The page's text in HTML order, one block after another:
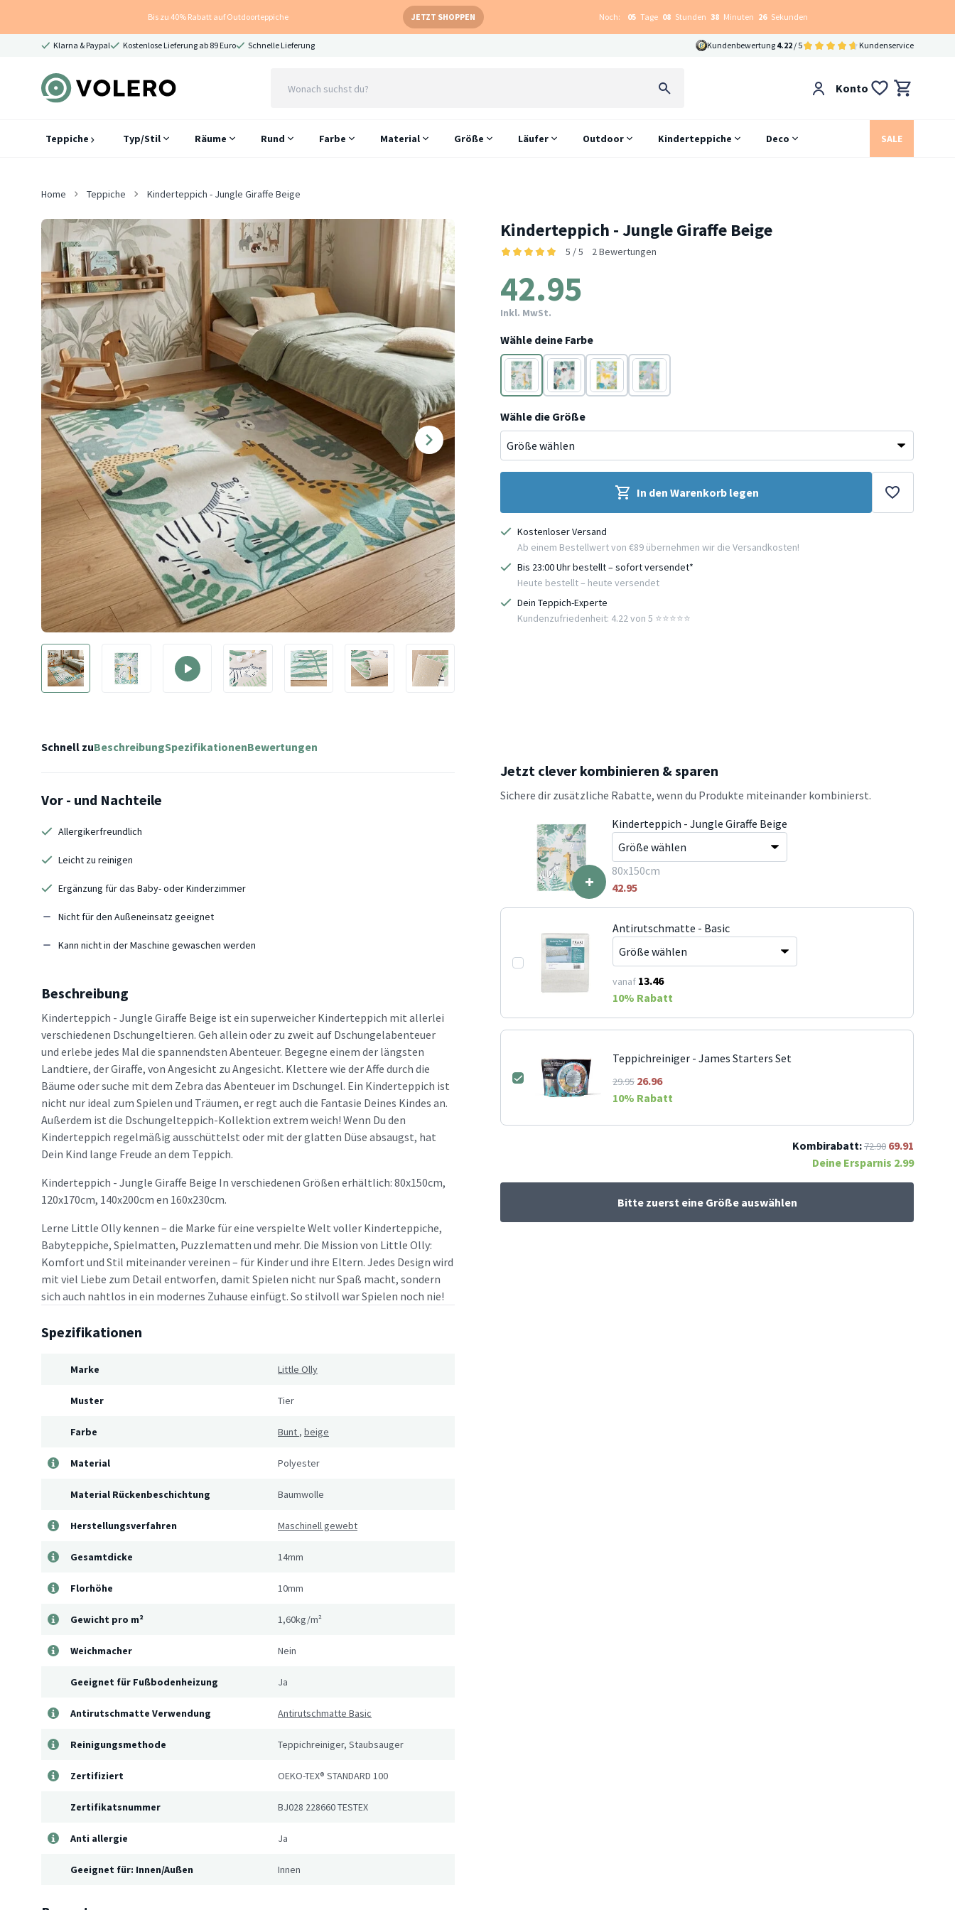
Bis zu 40% Rabatt auf Outdoorteppiche JETZT SHOPPEN Noch: 05 Tage 08 Stunden 38 Minuten 25 Sekunden
Klarna & Paypal Kostenlose Lieferung ab 89 Euro Schnelle Lieferung Kundenbewertung 4.22 / 5 Kundenservice
Konto
Teppiche Typ/Stil Räume Rund Farbe Material Größe Läufer Outdoor Kinderteppiche Deco SALE
Home Teppiche Kinderteppich - Jungle Giraffe Beige
Kinderteppich - Jungle Giraffe Beige
5 / 5 2 Bewertungen
42.95
Inkl. MwSt.
Wähle deine Farbe
Beige Bunt Bunt
Bunt
Wähle die Größe
In den Warenkorb legen
Kostenloser Versand
Ab einem Bestellwert von €89 übernehmen wir die Versandkosten!
Bis 23:00 Uhr bestellt – sofort versendet*
Heute bestellt – heute versendet
Dein Teppich-Experte
Kundenzufriedenheit: 4.22 von 5 ⭐️⭐️⭐️⭐️⭐️
Schnell zuBeschreibungSpezifikationenBewertungen
Vor - und Nachteile
Allergikerfreundlich
Leicht zu reinigen
Ergänzung für das Baby- oder Kinderzimmer
Nicht für den Außeneinsatz geeignet
Kann nicht in der Maschine gewaschen werden
Beschreibung
Kinderteppich - Jungle Giraffe Beige ist ein superweicher Kinderteppich mit allerlei
verschiedenen Dschungeltieren. Geh allein oder zu zweit auf Dschungelabenteuer
und erlebe jedes Mal die spannendsten Abenteuer. Begegne einem der längsten
Landtiere, der Giraffe, von Angesicht zu Angesicht. Klettere wie der Affe durch die
Bäume oder suche mit dem Zebra das Abenteuer im Dschungel. Ein Kinderteppich ist
nicht nur ideal zum Spielen und Träumen, er regt auch die Fantasie Deines Kindes an.
Außerdem ist die Dschungelteppich-Kollektion extrem weich! Wenn Du den
Kinderteppich regelmäßig ausschüttelst oder mit der glatten Düse absaugst, hat
Dein Kind lange Freude an dem Teppich.
Kinderteppich - Jungle Giraffe Beige In verschiedenen Größen erhältlich: 80x150cm,
120x170cm, 140x200cm en 160x230cm.
Lerne Little Olly kennen – die Marke für eine verspielte Welt voller Kinderteppiche,
Babyteppiche, Spielmatten, Puzzlematten und mehr. Die Mission von Little Olly:
Komfort und Stil miteinander vereinen – für Kinder und ihre Eltern. Jedes Design wird
mit viel Liebe zum Detail entworfen, damit Spielen nicht nur Spaß macht, sondern
sich auch nahtlos in ein modernes Zuhause einfügt. So stilvoll war Spielen noch nie!
Spezifikationen
Marke Little Olly
Muster Tier
Farbe Bunt , beige
Material Polyester
Material Rückenbeschichtung Baumwolle
Herstellungsverfahren Maschinell gewebt
Gesamtdicke 14mm
Florhöhe 10mm
Gewicht pro m² 1,60kg/m²
Weichmacher Nein
Geeignet für Fußbodenheizung Ja
Antirutschmatte Verwendung Antirutschmatte Basic
Reinigungsmethode Teppichreiniger, Staubsauger
Zertifiziert OEKO-TEX® STANDARD 100
Zertifikatsnummer BJ028 228660 TESTEX
Anti allergie Ja
Geeignet für: Innen/Außen Innen
Jetzt clever kombinieren & sparen
Sichere dir zusätzliche Rabatte, wenn du Produkte miteinander kombinierst.
+
Kinderteppich - Jungle Giraffe Beige
80x150cm
42.95
Antirutschmatte - Basic
vanaf 13.46
10% Rabatt
Teppichreiniger - James Starters Set
29.95 26.96
10% Rabatt
Kombirabatt:72.90 69.91
Deine Ersparnis 2.99
Bitte zuerst eine Größe auswählen